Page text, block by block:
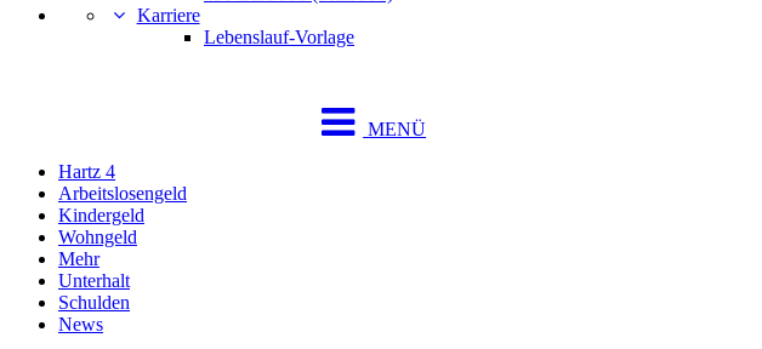
Karriere
Lebenslauf-Vorlage
MENÜ
Hartz 4
Arbeitslosengeld
Kindergeld
Wohngeld
Mehr
Unterhalt
Schulden
News